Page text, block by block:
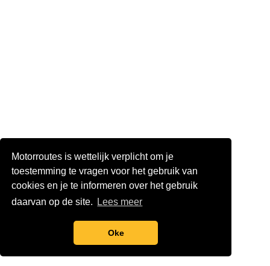
Motorroutes is wettelijk verplicht om je
toestemming te vragen voor het gebruik van
cookies en je te informeren over het gebruik
daarvan op de site.
Lees meer
Oke
Provincie